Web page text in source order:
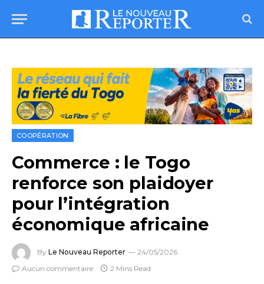
COOPÉRATION
Commerce : le Togo
renforce son plaidoyer
pour l’intégration
économique africaine
By Le Nouveau Reporter
24/05/2026
Aucun commentaire
2 Mins Read